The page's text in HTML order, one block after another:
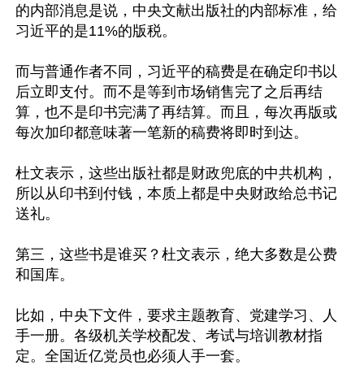
的内部消息是说，中央文献出版社的内部标准，给
习近平的是11%的版税。
而与普通作者不同，习近平的稿费是在确定印书以
后立即支付。而不是等到市场销售完了之后再结
算，也不是印书完满了再结算。而且，每次再版或
每次加印都意味著一笔新的稿费将即时到达。
杜文表示，这些出版社都是财政兜底的中共机构，
所以从印书到付钱，本质上都是中央财政给总书记
送礼。
第三，这些书是谁买？杜文表示，绝大多数是公费
和国库。
比如，中央下文件，要求主题教育、党建学习、人
手一册。各级机关学校配发、考试与培训教材指
定。全国近亿党员也必须人手一套。